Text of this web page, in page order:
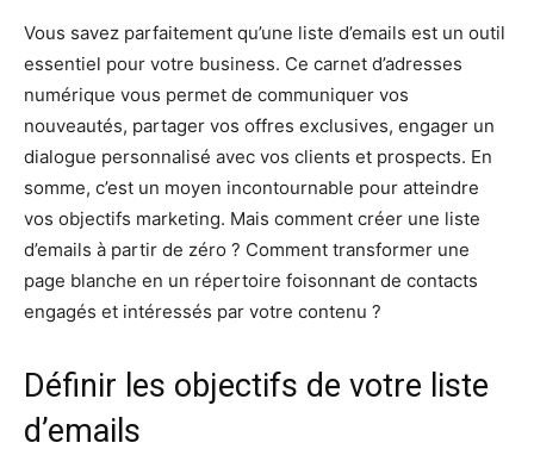
Vous savez parfaitement qu’une liste d’emails est un outil
essentiel pour votre business. Ce carnet d’adresses
numérique vous permet de communiquer vos
nouveautés, partager vos offres exclusives, engager un
dialogue personnalisé avec vos clients et prospects. En
somme, c’est un moyen incontournable pour atteindre
vos objectifs marketing. Mais comment créer une liste
d’emails à partir de zéro ? Comment transformer une
page blanche en un répertoire foisonnant de contacts
engagés et intéressés par votre contenu ?
Définir les objectifs de votre liste
d’emails